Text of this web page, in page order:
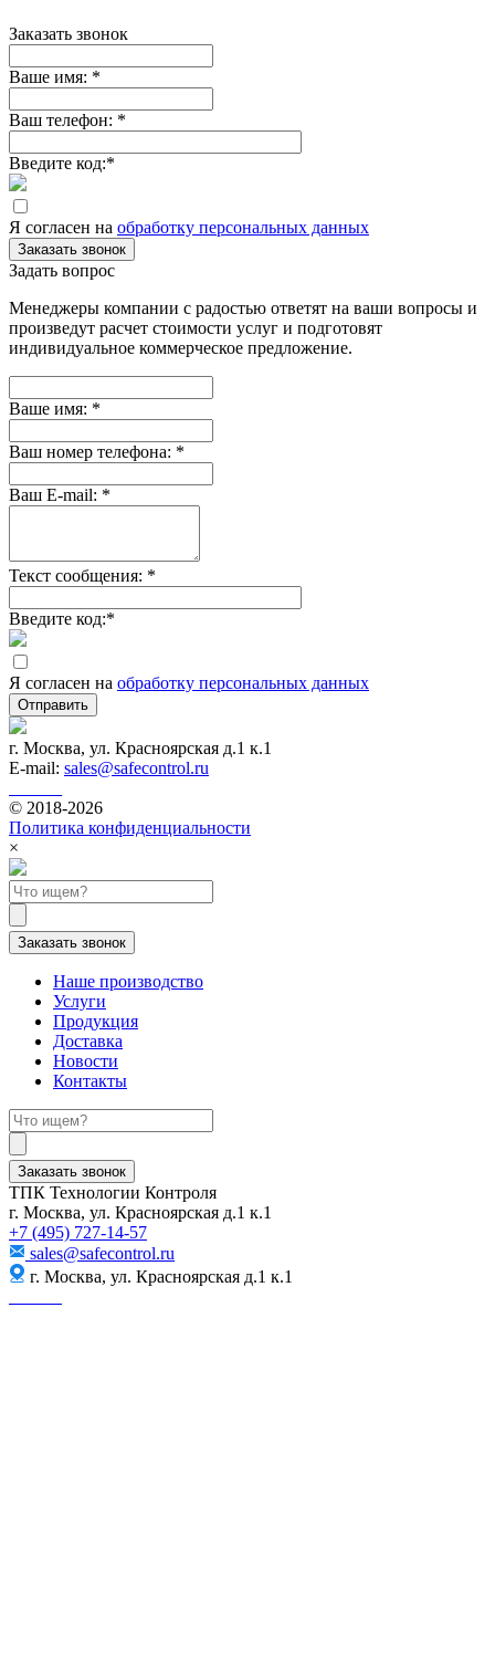
Заказать звонок
Ваше имя: *
Ваш телефон: *
Введите код:*
Я согласен на обработку персональных данных
Заказать звонок
Задать вопрос
Менеджеры компании с радостью ответят на ваши вопросы и
произведут расчет стоимости услуг и подготовят
индивидуальное коммерческое предложение.
Ваше имя: *
Ваш номер телефона: *
Ваш E-mail: *
Текст сообщения: *
Введите код:*
Я согласен на обработку персональных данных
Отправить
г. Москва, ул. Красноярская д.1 к.1
E-mail: sales@safecontrol.ru
© 2018-2026
Политика конфиденциальности
×
Заказать звонок
Наше производство
Услуги
Продукция
Доставка
Новости
Контакты
Заказать звонок
ТПК Технологии Контроля
г. Москва, ул. Красноярская д.1 к.1
+7 (495) 727-14-57
sales@safecontrol.ru
г. Москва, ул. Красноярская д.1 к.1